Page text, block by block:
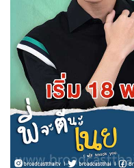
14-11-2565 สายลั